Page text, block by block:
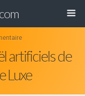
artificiels de
Luxe